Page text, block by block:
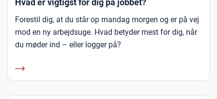
Hvad er vigtigst for dig på jobbet?
Forestil dig, at du står op mandag morgen og er på vej
mod en ny arbejdsuge. Hvad betyder mest for dig, når
du møder ind – eller logger på?